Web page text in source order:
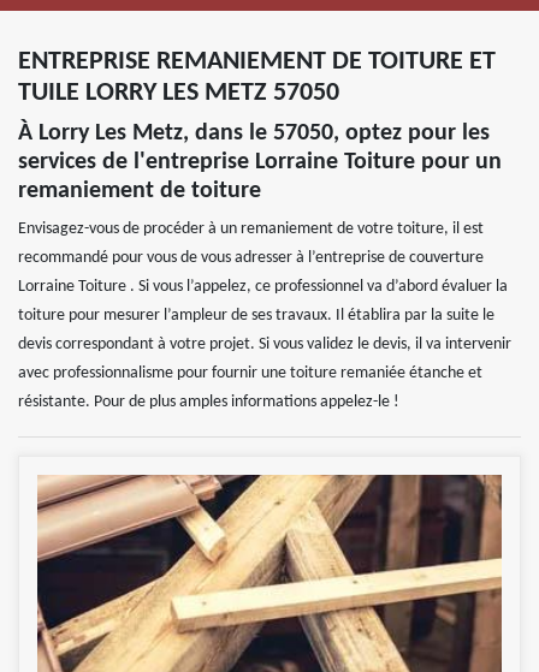
ENTREPRISE REMANIEMENT DE TOITURE ET
TUILE LORRY LES METZ 57050
À Lorry Les Metz, dans le 57050, optez pour les
services de l'entreprise Lorraine Toiture pour un
remaniement de toiture
Envisagez-vous de procéder à un remaniement de votre toiture, il est
recommandé pour vous de vous adresser à l’entreprise de couverture
Lorraine Toiture . Si vous l’appelez, ce professionnel va d’abord évaluer la
toiture pour mesurer l’ampleur de ses travaux. Il établira par la suite le
devis correspondant à votre projet. Si vous validez le devis, il va intervenir
avec professionnalisme pour fournir une toiture remaniée étanche et
résistante. Pour de plus amples informations appelez-le !